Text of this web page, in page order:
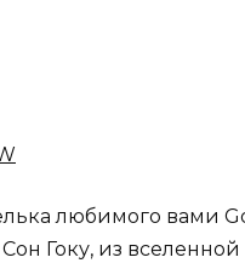
любимого вами
Гоку, из